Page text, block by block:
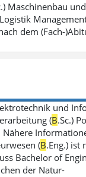
Maschinenbau
Logistik
dem (Fach-
und
(B.Sc.)
(B.Eng.) ist
Bachelor of
der Natur-